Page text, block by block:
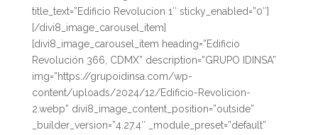
title_text=”Edificio Revolucion 1″ sticky_enabled=”0″]
[/divi8_image_carousel_item]
[divi8_image_carousel_item heading=”Edificio
Revolución 366, CDMX” description=”GRUPO IDINSA”
img=”https://grupoidinsa.com/wp-
content/uploads/2024/12/Edificio-Revolicion-
2.webp” divi8_image_content_position=”outside”
_builder_version=”4.27.4″ _module_preset=”default”